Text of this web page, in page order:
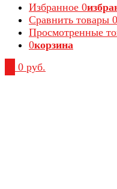
Избранное 0
Сравнить товары 0
Просмотренные
0корзина
0 руб.